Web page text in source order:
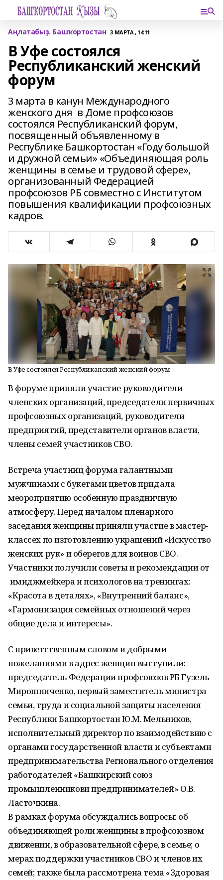
Аңлатабыҙ. Башҡортостан 3 МАРТА , 14:11
В Уфе состоялся
Республиканский женский
форум
3 марта в канун Международного
женского дня в Доме профсоюзов
состоялся Республиканский форум,
посвященный объявленному в
Республике Башкортостан «Году большой
и дружной семьи» «Объединяющая роль
женщины в семье и трудовой сфере»,
организованный Федерацией
профсоюзов РБ совместно с Институтом
повышения квалификации профсоюзных
кадров.
В Уфе состоялся Республиканский женский форум
В форуме приняли участие руководители
членских организаций, председатели первичных
профсоюзных организаций, руководители
предприятий, представители органов власти,
члены семей участников СВО.
Встреча участниц форума галантными
мужчинами с букетами цветов придала
меороприятию особенную праздничную
атмосферу. Перед началом пленарного
заседания женщины приняли участие в мастер-
классех по изготовлению украшений «Искусство
женских рук» и оберегов для воинов СВО.
Участники получили советы и рекомендации от
имиджмейкера и психологов на тренингах:
«Красота в деталях», «Внутренний баланс»,
«Гармонизация семейных отношений через
общие дела и интересы».
С приветственным словом и добрыми
пожеланиями в адрес женщин выступили:
председатель Федерации профсоюзов РБ Гузель
Мирошниченко, первый заместитель министра
семьи, труда и социальной защиты населения
Республики Башкортостан Ю.М. Мельников,
исполнительный директор по взаимодействию с
органами государственной власти и субъектами
предпринимательства Регионального отделения
работодателей «Башкирский союз
промышленникови предпринимателей» О.В.
Ласточкина.
В рамках форума обсуждались вопросы: об
объединяющей роли женщины в профсоюзном
движении, в образовательной сфере, в семье; о
мерах поддержки участников СВО и членов их
семей; также была рассмотрена тема «Здоровая